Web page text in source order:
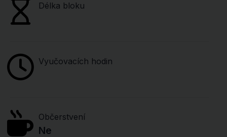
Délka bloku
Vyučovacích hodin
Občerstvení
Ne